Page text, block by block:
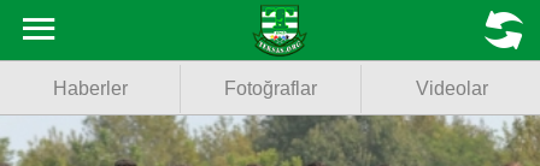
Fotoğraflar
Videolar
MENU
Haberler Fotoğraflar Videolar